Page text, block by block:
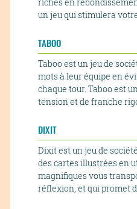
un jeu qui stimulera
TABOO
Taboo est un jeu de
mots à leur équipe en
chaque tour. Taboo est
tension et de franche
DIXIT
Dixit est un jeu de
des cartes illustrées en
magnifiques vous
réflexion, et qui promet